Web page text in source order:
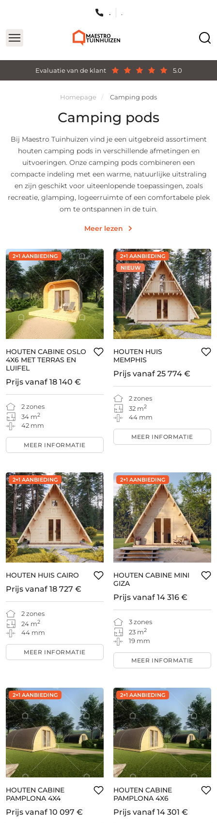
Evaluatie van de klant 5.0
. .
Homepage Camping pods
Camping pods
Bij Maestro Tuinhuizen vind je een uitgebreid assortiment
houten camping pods in verschillende afmetingen en
uitvoeringen. Onze camping pods combineren een
compacte indeling met een warme, natuurlijke uitstraling
en zijn geschikt voor uiteenlopende toepassingen, zoals
recreatie, glamping, logeerruimte of een comfortabele plek
om te ontspannen in de tuin.
Meer lezen
2+1 AANBIEDING
HOUTEN CABINE OSLO
4X6 MET TERRAS EN
LUIFEL
2 zones
34 m2
42 mm
Prijs vanaf 18 140 €
MEER INFORMATIE
2+1 AANBIEDING
NIEUW
HOUTEN HUIS
MEMPHIS
2 zones
32 m2
44 mm
Prijs vanaf 25 774 €
MEER INFORMATIE
2+1 AANBIEDING
HOUTEN HUIS CAIRO
2 zones
24 m2
44 mm
Prijs vanaf 18 727 €
MEER INFORMATIE
2+1 AANBIEDING
HOUTEN CABINE MINI
GIZA
3 zones
23 m2
19 mm
Prijs vanaf 14 316 €
MEER INFORMATIE
2+1 AANBIEDING
HOUTEN CABINE
PAMPLONA 4X4
Prijs vanaf 10 097 €
2+1 AANBIEDING
HOUTEN CABINE
PAMPLONA 4X6
Prijs vanaf 14 301 €